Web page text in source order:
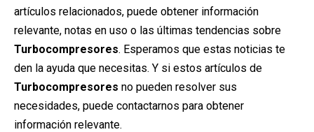
artículos relacionados, puede obtener información
relevante, notas en uso o las últimas tendencias sobre
Turbocompresores. Esperamos que estas noticias te
den la ayuda que necesitas. Y si estos artículos de
Turbocompresores no pueden resolver sus
necesidades, puede contactarnos para obtener
información relevante.